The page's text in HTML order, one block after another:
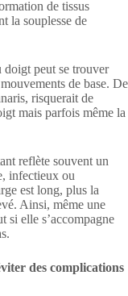
de tissus
la souplesse de
doigt peut se trouver
de base. De
risquerait de
mais parfois même la
reflète souvent un
infectieux ou
est long, plus la
Ainsi, même une
si elle s’accompagne
des complications